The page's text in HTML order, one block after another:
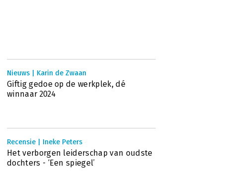
Nieuws | Karin de Zwaan
Giftig gedoe op de werkplek, dé
winnaar 2024
Recensie | Ineke Peters
Het verborgen leiderschap van oudste
dochters - ‘Een spiegel’